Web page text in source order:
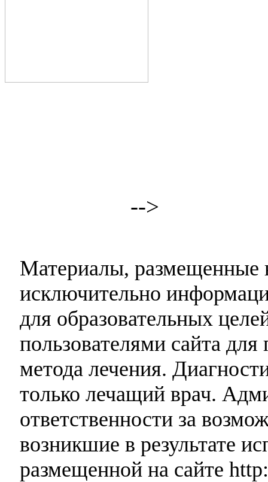
-->
Материалы, размещенные
исключительно
для образовательных
пользователями сайта
метода лечения.
только лечащий врач.
ответственности за
возникшие в результате
размещенной на сайте